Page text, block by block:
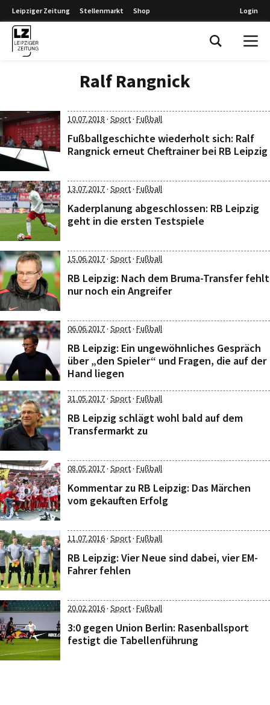
Leipziger Zeitung Stellenmarkt Shop Login
Ralf Rangnick
10.07.2018 · Sport· Fußball
Fußballgeschichte wiederholt sich: Ralf
Rangnick erneut Cheftrainer bei RB Leipzig
13.07.2017· Sport· Fußball
Kaderplanung abgeschlossen: RB Leipzig
geht in die ersten Testspiele
15.06.2017· Sport· Fußball
RB Leipzig: Nach dem Bruma-Transfer fehlt
nur noch ein Angreifer
06.06.2017· Sport· Fußball
RB Leipzig: Ein ungewöhnliches Gespräch
über „den Spieler“ und Fragen, die auf der
Hand liegen
31.05.2017· Sport· Fußball
RB Leipzig schlägt wohl bald auf dem
Transfermarkt zu
08.05.2017· Sport· Fußball
Kommentar zu RB Leipzig: Das Märchen
vom gekauften Erfolg
11.07.2016· Sport· Fußball
RB Leipzig: Vier Neue sind dabei, vier EM-
Fahrer fehlen
20.02.2016· Sport· Fußball
3:0 gegen Union Berlin: Rasenballsport
festigt die Tabellenführung